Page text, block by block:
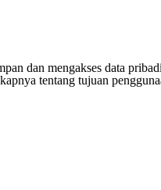
dan mengakses data
tentang tujuan